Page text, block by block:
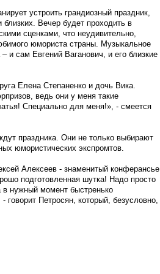
устроить грандиозный праздник,
Вечер будет проходить в
сценками, что неудивительно,
юмориста страны. Музыкальное
и сам Евгений Ваганович, и его близкие
Елена Степаненко и дочь Вика.
ведь они у меня такие
Специально для меня!», - смеется
праздника. Они не только выбирают
юмористических экспромтов.
Алексеев - знаменитый конферансье
подготовленная шутка! Надо просто
нужный момент быстренько
Петросян, который, безусловно,